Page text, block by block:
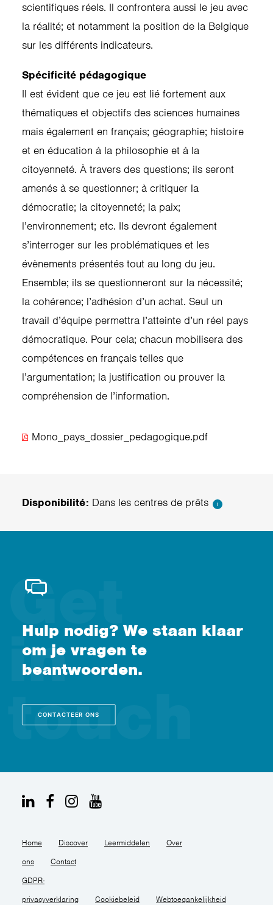
scientifiques réels. Il confrontera aussi le jeu avec
la réalité; et notamment la position de la Belgique
sur les différents indicateurs.
Spécificité pédagogique
Il est évident que ce jeu est lié fortement aux
thématiques et objectifs des sciences humaines
mais également en français; géographie; histoire
et en éducation à la philosophie et à la
citoyenneté. À travers des questions; ils seront
amenés à se questionner; à critiquer la
démocratie; la citoyenneté; la paix;
l’environnement; etc. Ils devront également
s’interroger sur les problématiques et les
évènements présentés tout au long du jeu.
Ensemble; ils se questionneront sur la nécessité;
la cohérence; l’adhésion d’un achat. Seul un
travail d’équipe permettra l’atteinte d’un réel pays
démocratique. Pour cela; chacun mobilisera des
compétences en français telles que
l’argumentation; la justification ou prouver la
compréhension de l’information.
Mono_pays_dossier_pedagogique.pdf
Disponibilité: Dans les centres de prêts i
Hulp nodig? We staan klaar
om je vragen te
beantwoorden.
CONTACTEER ONS
Home Discover Leermiddelen Over
ons Contact
GDPR-
privacyverklaring Cookiebeleid Webtoegankelijkheid